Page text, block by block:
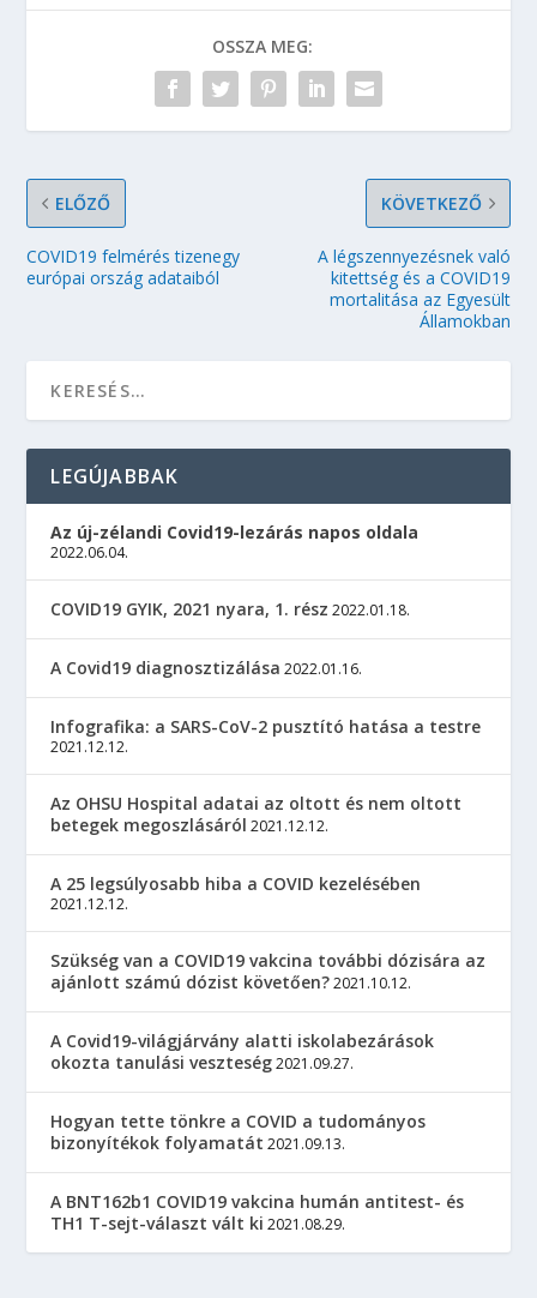
OSSZA MEG:
ELŐZŐ
COVID19 felmérés tizenegy
európai ország adataiból
KÖVETKEZŐ
A légszennyezésnek való
kitettség és a COVID19
mortalitása az Egyesült
Államokban
LEGÚJABBAK
Az új-zélandi Covid19-lezárás napos oldala
2022.06.04.
COVID19 GYIK, 2021 nyara, 1. rész 2022.01.18.
A Covid19 diagnosztizálása 2022.01.16.
Infografika: a SARS-CoV-2 pusztító hatása a testre
2021.12.12.
Az OHSU Hospital adatai az oltott és nem oltott
betegek megoszlásáról 2021.12.12.
A 25 legsúlyosabb hiba a COVID kezelésében
2021.12.12.
Szükség van a COVID19 vakcina további dózisára az
ajánlott számú dózist követően? 2021.10.12.
A Covid19-világjárvány alatti iskolabezárások
okozta tanulási veszteség 2021.09.27.
Hogyan tette tönkre a COVID a tudományos
bizonyítékok folyamatát 2021.09.13.
A BNT162b1 COVID19 vakcina humán antitest- és
TH1 T-sejt-választ vált ki 2021.08.29.